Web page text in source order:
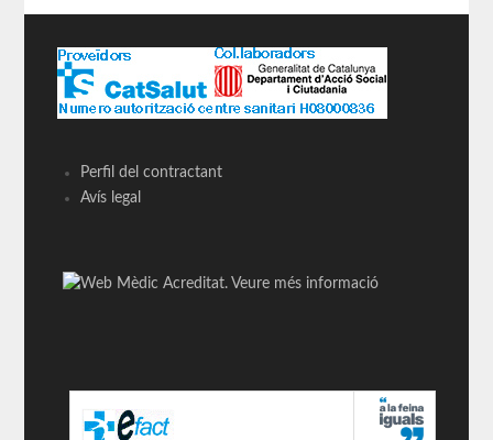
Perfil del contractant
Avís legal